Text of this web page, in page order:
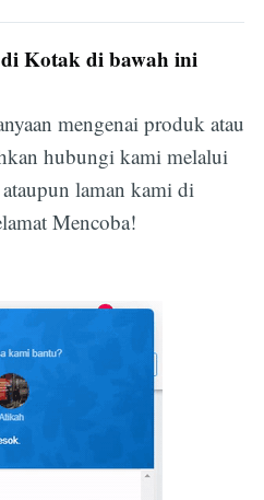
Kotak di bawah ini
mengenai produk atau
hubungi kami melalui
laman kami di
Mencoba!